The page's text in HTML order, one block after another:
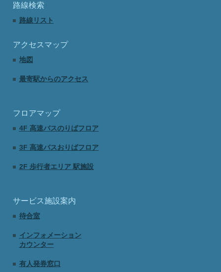
路線検索
路線リスト
アクセスマップ
地図
最寄駅からのアクセス
フロアマップ
4F 高速バスのりばフロア
3F 高速バスおりばフロア
2F 歩行者エリア 駅施設
サービス施設案内
待合室
インフォメーション
カウンター
有人発券窓口